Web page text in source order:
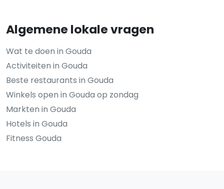
Algemene lokale vragen
Wat te doen in Gouda
Activiteiten in Gouda
Beste restaurants in Gouda
Winkels open in Gouda op zondag
Markten in Gouda
Hotels in Gouda
Fitness Gouda